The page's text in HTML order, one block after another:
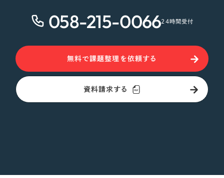
058-215-006624時間受付
無料で課題整理を依頼する
資料請求する